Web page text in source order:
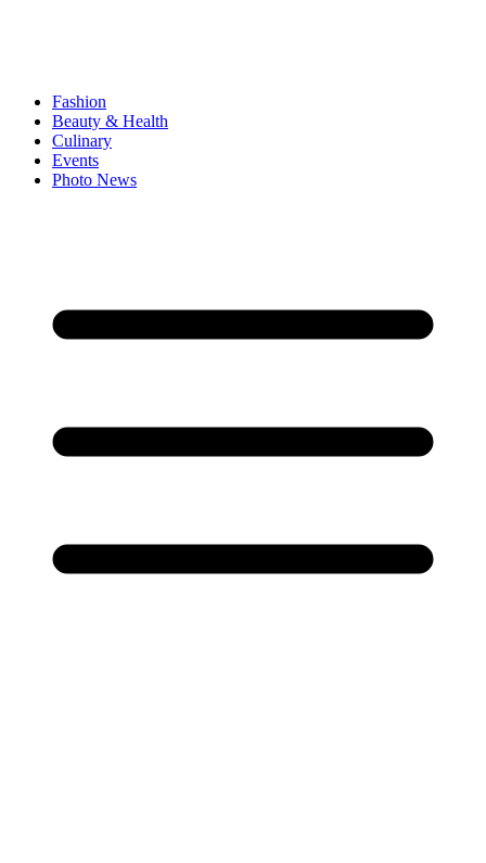
Fashion
Beauty & Health
Culinary
Events
Photo News